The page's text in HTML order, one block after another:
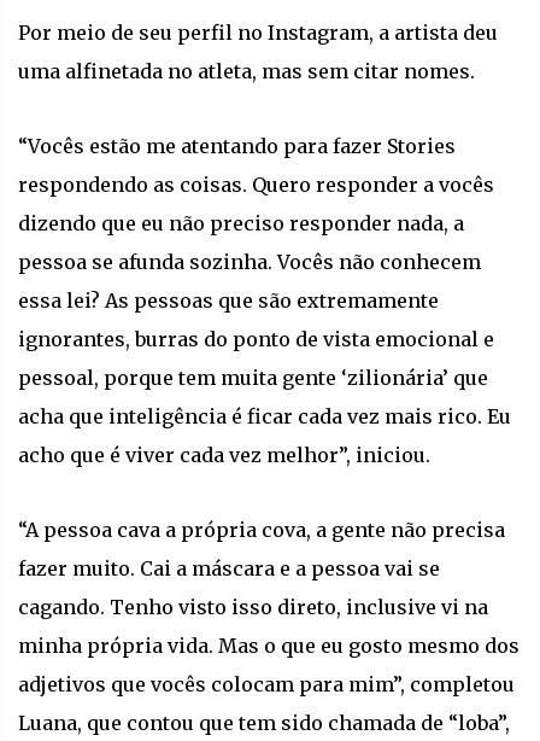
Por meio de seu perfil no Instagram, a artista deu
uma alfinetada no atleta, mas sem citar nomes.
“Vocês estão me atentando para fazer Stories
respondendo as coisas. Quero responder a vocês
dizendo que eu não preciso responder nada, a
pessoa se afunda sozinha. Vocês não conhecem
essa lei? As pessoas que são extremamente
ignorantes, burras do ponto de vista emocional e
pessoal, porque tem muita gente ‘zilionária’ que
acha que inteligência é ficar cada vez mais rico. Eu
acho que é viver cada vez melhor”, iniciou.
“A pessoa cava a própria cova, a gente não precisa
fazer muito. Cai a máscara e a pessoa vai se
cagando. Tenho visto isso direto, inclusive vi na
minha própria vida. Mas o que eu gosto mesmo dos
adjetivos que vocês colocam para mim”, completou
Luana, que contou que tem sido chamada de “loba”,